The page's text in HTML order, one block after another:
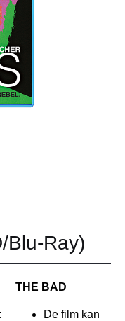
Blu-Ray)
THE BAD
De film kan